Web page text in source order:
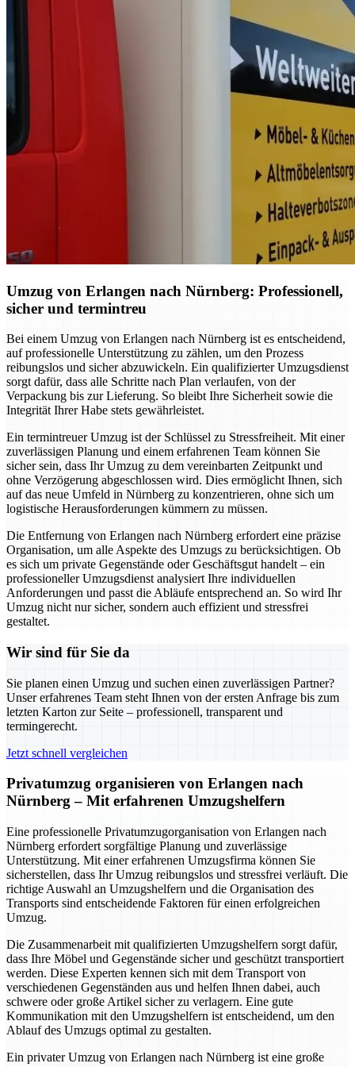
Umzug von Erlangen nach Nürnberg: Professionell,
sicher und termintreu
Bei einem Umzug von Erlangen nach Nürnberg ist es entscheidend,
auf professionelle Unterstützung zu zählen, um den Prozess
reibungslos und sicher abzuwickeln. Ein qualifizierter Umzugsdienst
sorgt dafür, dass alle Schritte nach Plan verlaufen, von der
Verpackung bis zur Lieferung. So bleibt Ihre Sicherheit sowie die
Integrität Ihrer Habe stets gewährleistet.
Ein termintreuer Umzug ist der Schlüssel zu Stressfreiheit. Mit einer
zuverlässigen Planung und einem erfahrenen Team können Sie
sicher sein, dass Ihr Umzug zu dem vereinbarten Zeitpunkt und
ohne Verzögerung abgeschlossen wird. Dies ermöglicht Ihnen, sich
auf das neue Umfeld in Nürnberg zu konzentrieren, ohne sich um
logistische Herausforderungen kümmern zu müssen.
Die Entfernung von Erlangen nach Nürnberg erfordert eine präzise
Organisation, um alle Aspekte des Umzugs zu berücksichtigen. Ob
es sich um private Gegenstände oder Geschäftsgut handelt – ein
professioneller Umzugsdienst analysiert Ihre individuellen
Anforderungen und passt die Abläufe entsprechend an. So wird Ihr
Umzug nicht nur sicher, sondern auch effizient und stressfrei
gestaltet.
Wir sind für Sie da
Sie planen einen Umzug und suchen einen zuverlässigen Partner?
Unser erfahrenes Team steht Ihnen von der ersten Anfrage bis zum
letzten Karton zur Seite – professionell, transparent und
termingerecht.
Jetzt schnell vergleichen
Privatumzug organisieren von Erlangen nach
Nürnberg – Mit erfahrenen Umzugshelfern
Eine professionelle Privatumzugorganisation von Erlangen nach
Nürnberg erfordert sorgfältige Planung und zuverlässige
Unterstützung. Mit einer erfahrenen Umzugsfirma können Sie
sicherstellen, dass Ihr Umzug reibungslos und stressfrei verläuft. Die
richtige Auswahl an Umzugshelfern und die Organisation des
Transports sind entscheidende Faktoren für einen erfolgreichen
Umzug.
Die Zusammenarbeit mit qualifizierten Umzugshelfern sorgt dafür,
dass Ihre Möbel und Gegenstände sicher und geschützt transportiert
werden. Diese Experten kennen sich mit dem Transport von
verschiedenen Gegenständen aus und helfen Ihnen dabei, auch
schwere oder große Artikel sicher zu verlagern. Eine gute
Kommunikation mit den Umzugshelfern ist entscheidend, um den
Ablauf des Umzugs optimal zu gestalten.
Ein privater Umzug von Erlangen nach Nürnberg ist eine große